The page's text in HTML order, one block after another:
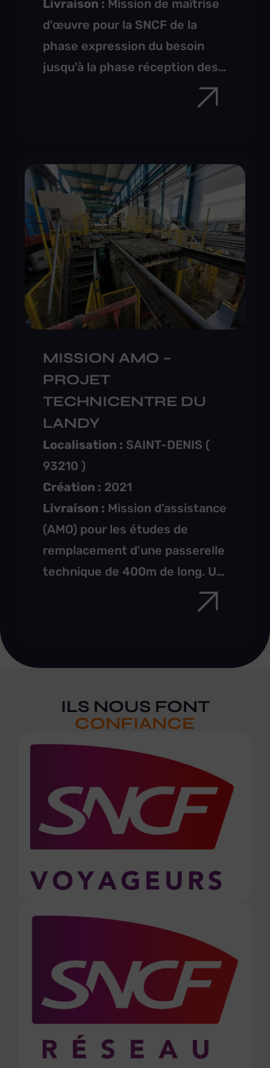
Livraison : Mission de maîtrise
d'œuvre pour la SNCF de la
phase expression du besoin
jusqu'à la phase réception des
existants (ESQ), conception des
documents propres à la
consultation des entreprises
(PRO/DCE), participation aux
soutenances technico /
financières, au choix des
entreprises (ACT), suivi des
études, phase DET / visas,
organisation des réunions
planification et suivi des
travaux (EXE), organisation des
opérations de réception des
travaux et levées de réserves
(DOE/AOR).
MISSION AMO –
PROJET
TECHNICENTRE DU
LANDY
Localisation : SAINT-DENIS (
93210 )
Création : 2021
Livraison : Mission d'assistance
(AMO) pour les études de
remplacement d'une passerelle
technique de 400m de long. Un
projet stratégique au cœur du
Technicentre SNCF du Landy
ILS NOUS FONT
CONFIANCE